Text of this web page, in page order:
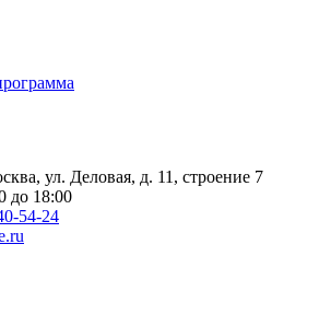
ул. Деловая, д. 11, строение 7
до 18:00
54-24